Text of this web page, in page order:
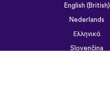
English (British)
Nederlands
Ελληνικά
Slovenčina